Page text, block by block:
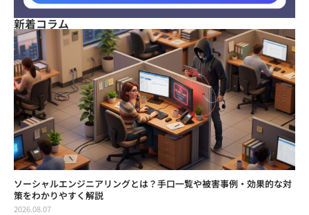
新着コラム
ソーシャルエンジニアリングとは？手口一覧や被害事例・効果的な対
策をわかりやすく解説
2026.08.07